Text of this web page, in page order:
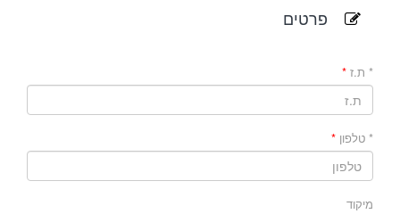
פרטים
* ת.ז
* טלפון
מיקוד